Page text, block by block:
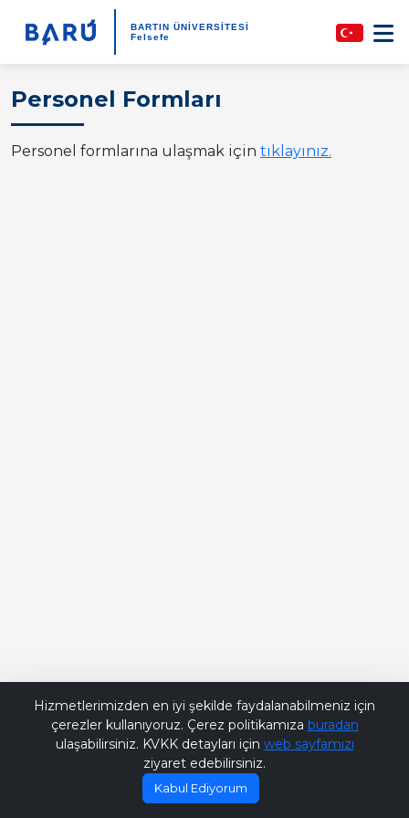
BARTIN ÜNİVERSİTESİ
Felsefe
Personel Formları
Personel formlarına ulaşmak için tıklayınız.
Hizmetlerimizden en iyi şekilde faydalanabilmeniz için
çerezler kullanıyoruz. Çerez politikamıza buradan
ulaşabilirsiniz. KVKK detayları için web sayfamızı
ziyaret edebilirsiniz.
Kabul Ediyorum
Bana Soru Sor | Ask Me